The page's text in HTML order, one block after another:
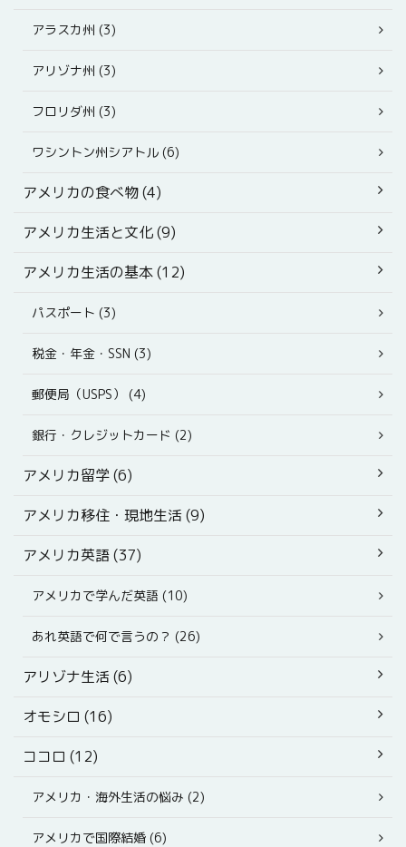
アラスカ州 (3)
アリゾナ州 (3)
フロリダ州 (3)
ワシントン州シアトル (6)
アメリカの食べ物 (4)
アメリカ生活と文化 (9)
アメリカ生活の基本 (12)
パスポート (3)
税金・年金・SSN (3)
郵便局（USPS） (4)
銀行・クレジットカード (2)
アメリカ留学 (6)
アメリカ移住・現地生活 (9)
アメリカ英語 (37)
アメリカで学んだ英語 (10)
あれ英語で何で言うの？ (26)
アリゾナ生活 (6)
オモシロ (16)
ココロ (12)
アメリカ・海外生活の悩み (2)
アメリカで国際結婚 (6)